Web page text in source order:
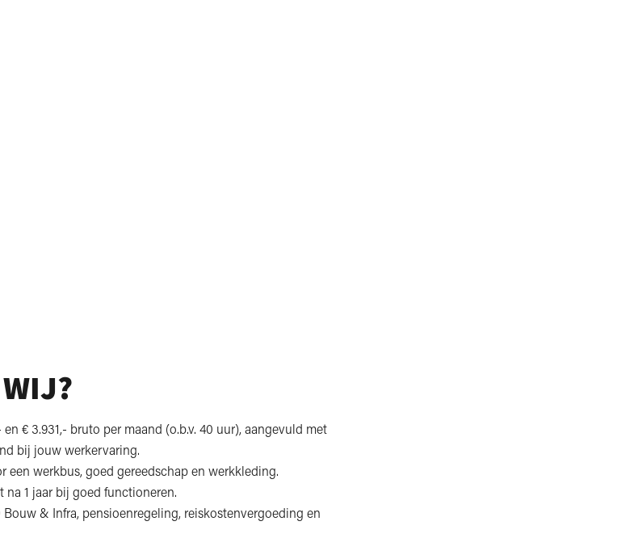
en € 3.931,- bruto per maand (o.b.v. 40 uur), aangevuld met
bij jouw werkervaring.
een werkbus, goed gereedschap en werkkleding.
na 1 jaar bij goed functioneren.
Bouw & Infra, pensioenregeling, reiskostenvergoeding en